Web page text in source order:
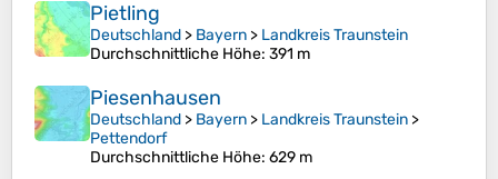
Pietling
Deutschland > Bayern > Landkreis Traunstein
Durchschnittliche Höhe: 391 m
Piesenhausen
Deutschland > Bayern > Landkreis Traunstein >
Pettendorf
Durchschnittliche Höhe: 629 m